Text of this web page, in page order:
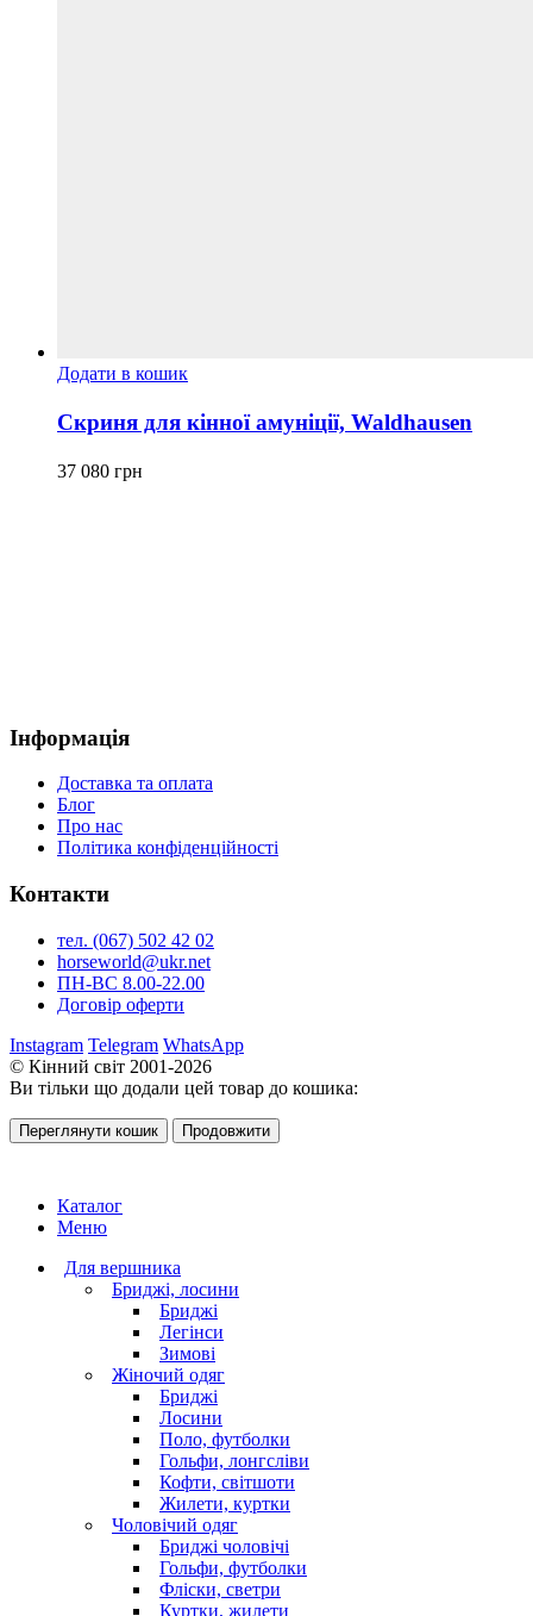
Додати в кошик
Скриня для кінної амуніції, Waldhausen
37 080 грн
Інформація
Доставка та оплата
Блог
Про нас
Політика конфіденційності
Контакти
тел. (067) 502 42 02
horseworld@ukr.net
ПН-ВС 8.00-22.00
Договір оферти
Instagram Telegram WhatsApp
© Кінний світ 2001-2026
Ви тільки що додали цей товар до кошика:
Переглянути кошик Продовжити
Каталог
Меню
Для вершника
Бриджі, лосини
Бриджі
Легінси
Зимові
Жіночий одяг
Бриджі
Лосини
Поло, футболки
Гольфи, лонгсліви
Кофти, світшоти
Жилети, куртки
Чоловічий одяг
Бриджі чоловічі
Гольфи, футболки
Фліски, светри
Куртки, жилети